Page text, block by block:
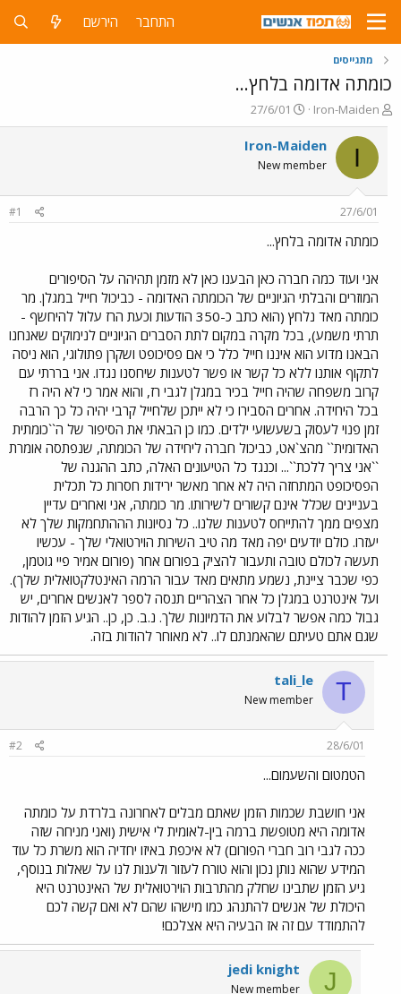
התחבר הירשם
מתגייסים
כומתה אדומה בלחץ...
פ
ו
ת
ח
ה
ש
א
Iron-Maiden
פ
ו
ר
ם
ר
27/6/01
I
Iron-Maiden
New member
27/6/01
#1
כומתה אדומה בלחץ...
אני ועוד כמה חברה כאן הבענו כאן לא מזמן תהיהה על הסיפורים
המוזרים והבלתי הגיוניים של הכומתה האדומה - כביכול חייל במגלן. מר
כומתה מאד נלחץ (הוא כתב כ-350 הודעות וכעת הרז עלול להיחשף -
תרתי משמע), בכל מקרה במקום לתת הסברים הגיוניים לנימוקים שאנחנו
הבאנו מדוע הוא איננו חייל כלל כי אם פסיכופט ושקרן פתולוגי, הוא ניסה
לתקוף אותנו ללא כל קשר או פשר לטענות שיחסנו נגדו. אני בררתי עם
קרוב משפחה שהיה חייל בכיר במגלן לגבי רז, והוא אמר כי לא היה רז
בכל היחידה. אחרים הסבירו כי לא ייתכן שלחייל קרבי יהיה כל כך הרבה
זמן פנוי לעסוק בשעשועי ילדים. כמו כן הבאתי את הסיפור של ה``כומתית
האדומית`` מהצ`אט, כביכול חברה ליחידה של הכומתה, שנפתסה אומרת
``אני צריך ללכת``... וכנגד כל הטיעונים האלה, כתב ההגנה של
הפסיכופט המתחזה היה לא אחר מאשר ירידות חסרות כל תכלית
בעניינים שכלל אינם קשורים לשירותו. מר כומתה, אני ואחרים עדיין
מצפים ממך להתייחס לטענות שלנו.. כל נסיונות הההתחמקות שלך לא
יעזרו. כולם יודעים יפה מאד מה טיב השירות הוירטואלי שלך - עכשיו
תעשה לכולם טובה ותעבור להציק בפורום אחר (פורום אמיר פיי גוטמן,
כפי שכבר ציינת, נשמע מתאים מאד עבור הרמה האינטלקטואלית שלך).
ועל אינטרנט במגלן כל אחר הצהריים תנסה לספר לאנשים אחרים, יש
גבול כמה אפשר לבלוע את הדמיונות שלך. נ.ב. כן, כן.. הגיע הזמן להודות
שגם אתם טעיתם שהאמנתם לו.. לא מאוחר להודות בזה.
T
tali_le
New member
28/6/01
#2
הטמטום והשעמום...
אני חושבת שכמות הזמן שאתם מבלים לאחרונה בלרדת על כומתה
אדומה היא מטופשת ברמה בין-לאומית לי אישית (ואני מניחה שזה
ככה לגבי רוב חברי הפורום) לא איכפת באיזו יחדיה הוא משרת כל עוד
המידע שהוא נותן נכון והוא טורח לעזור ולענות לנו על שאלות בנוסף,
גיע הזמן שתבינו שחלק מהתרבות הוירטואלית של האינטרנט היא
היכולת של אנשים להתנהג כמו מישהו שהם לא ואם קשה לכם
להתמודד עם זה אז הבעיה היא אצלכם!
J
jedi knight
New member